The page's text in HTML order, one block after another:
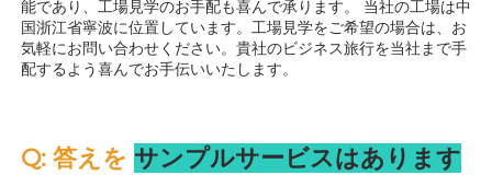
能であり、工場見学のお手配も喜んで承ります。 当社の工場は中
国浙江省寧波に位置しています。工場見学をご希望の場合は、お
気軽にお問い合わせください。貴社のビジネス旅行を当社まで手
配するよう喜んでお手伝いいたします。
Q: 答えを サンプルサービスはあります